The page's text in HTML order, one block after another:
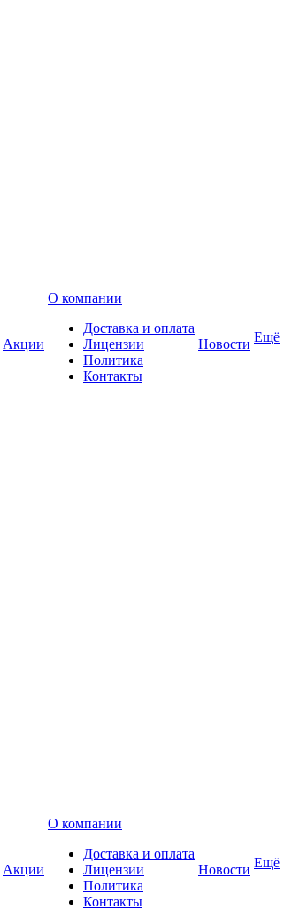
Акции
О компании
Доставка и оплата
Лицензии
Политика
Контакты
Новости Ещё
Акции
О компании
Доставка и оплата
Лицензии
Политика
Контакты
Новости Ещё